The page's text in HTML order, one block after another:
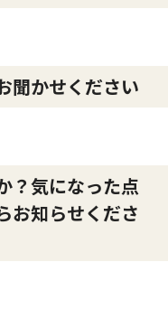
聞かせください
？気になった点
お知らせくださ